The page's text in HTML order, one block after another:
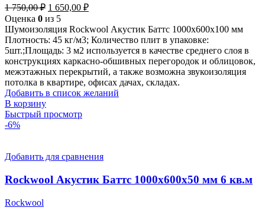
1 750,00₽ 1 650,00 ₽
Оценка 0 из 5
Шумоизоляция Rockwool Акустик Баттс 1000х600х100 мм
Плотность: 45 кг/м3; Количество плит в упаковке:
5шт.;Площадь: 3 м2 используется в качестве среднего слоя в
конструкциях каркасно-обшивных перегородок и облицовок,
межэтажных перекрытий, а также возможна звукоизоляция
потолка в квартире, офисах дачах, складах.
Добавить в список желаний
В корзину
Быстрый просмотр
-6%
Добавить для сравнения
Rockwool Акустик Баттс 1000х600х50 мм 6 кв.м
Rockwool